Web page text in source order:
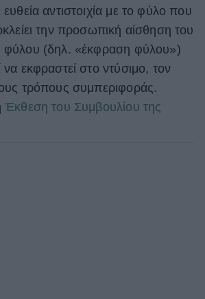
ευθεία αντιστοιχία με το φύλο που
την προσωπική αίσθηση του
φύλου (δηλ. «έκφραση φύλου»)
να εκφραστεί στο ντύσιμο, τον
τρόπους συμπεριφοράς.
Έκθεση του Συμβουλίου της